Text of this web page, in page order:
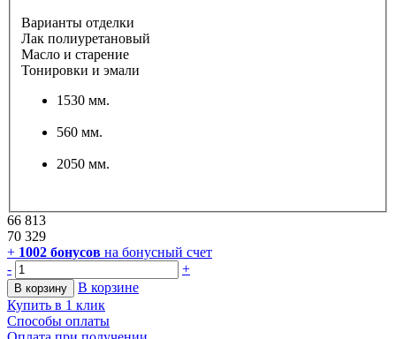
Варианты отделки
Лак полиуретановый
Масло и старение
Тонировки и эмали
1530 мм.
560 мм.
2050 мм.
66 813
70 329
+ 1002 бонусов на бонусный счет
-
+
В корзину
В корзине
Купить в 1 клик
Способы оплаты